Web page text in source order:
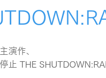
演作、
止 THE